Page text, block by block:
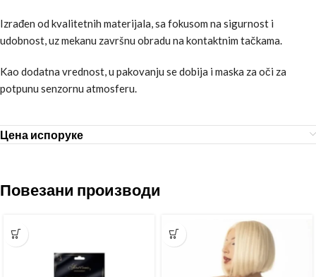
Izrađen od kvalitetnih materijala, sa fokusom na sigurnost i
udobnost, uz mekanu završnu obradu na kontaktnim tačkama.
Kao dodatna vrednost, u pakovanju se dobija i maska za oči za
potpunu senzornu atmosferu.
Цена испоруке
Повезани производи